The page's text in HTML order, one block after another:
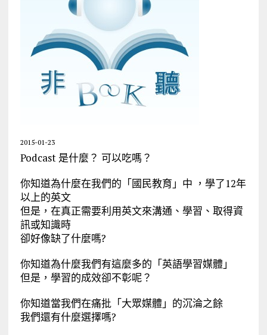
2015-01-23
Podcast 是什麼？ 可以吃嗎？
你知道為什麼在我們的「國民教育」中 ，學了12年
以上的英文
但是，在真正需要利用英文來溝通、學習、取得資
訊或知識時
卻好像缺了什麼嗎?
你知道為什麼我們有這麼多的「英語學習媒體」
但是，學習的成效卻不彰呢？
你知道當我們在痛批「大眾媒體」的沉淪之餘
我們還有什麼選擇嗎?